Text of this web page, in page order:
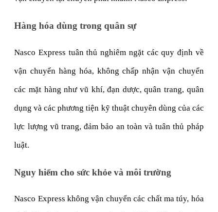
Hàng hóa dùng trong quân sự
Nasco Express tuân thủ nghiêm ngặt các quy định về
vận chuyển hàng hóa, không chấp nhận vận chuyển
các mặt hàng như vũ khí, đạn dược, quân trang, quân
dụng và các phương tiện kỹ thuật chuyên dùng của các
lực lượng vũ trang, đảm bảo an toàn và tuân thủ pháp
luật.
Nguy hiểm cho sức khỏe và môi trường
Nasco Express không vận chuyển các chất ma túy, hóa